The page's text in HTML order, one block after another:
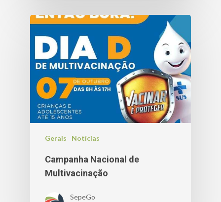
Gerais Notícias
Campanha Nacional de
Multivacinação
SepeGo